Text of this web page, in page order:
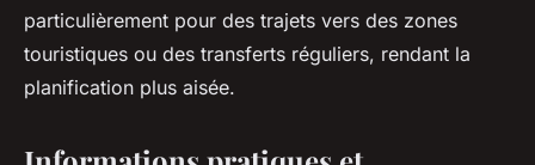
particulièrement pour des trajets vers des zones
touristiques ou des transferts réguliers, rendant la
planification plus aisée.